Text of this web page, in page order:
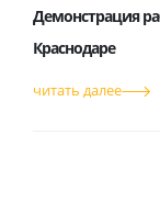
Демонстрация
Краснодаре
читать далее